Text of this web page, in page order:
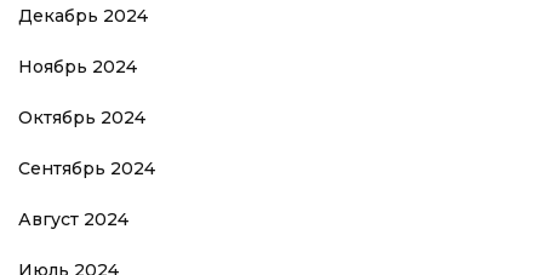
Декабрь 2024
Ноябрь 2024
Октябрь 2024
Сентябрь 2024
Август 2024
Июль 2024